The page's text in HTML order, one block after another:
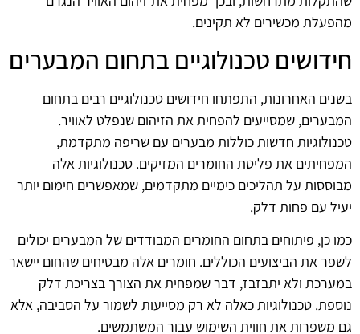
מהפעלת מכשירים לא תקינים.
חידושים טכנולוגיים בתחום המבערים
בשנים האחרונות, התפתחו חידושים טכנולוגיים רבים בתחום
המבערים, שמסייעים להפחית את הזיהום שנפלט לאוויר.
טכנולוגיות חדשות כוללות מבערים עם שריפה מתקדמת,
המפחיתים את פליטת החומרים המזיקים. טכנולוגיות אלה
מבוססות על תהליכים כימיים מתקדמים, שמאפשרים חימום יותר
יעיל עם פחות דלק.
כמו כן, פיתוחים בתחום החומרים המבודדים של המבערים יכולים
לשפר את הביצועים הכוללים. חומרים אלה מבטיחים שהחום יישאר
במערכת ולא יתבזבז, דבר שמפחית את הצורך בצריכת דלק
נוספת. טכנולוגיות כאלה לא רק מסייעות לשמור על הסביבה, אלא
גם משפרות את חווית השימוש עבור המשתמשים.